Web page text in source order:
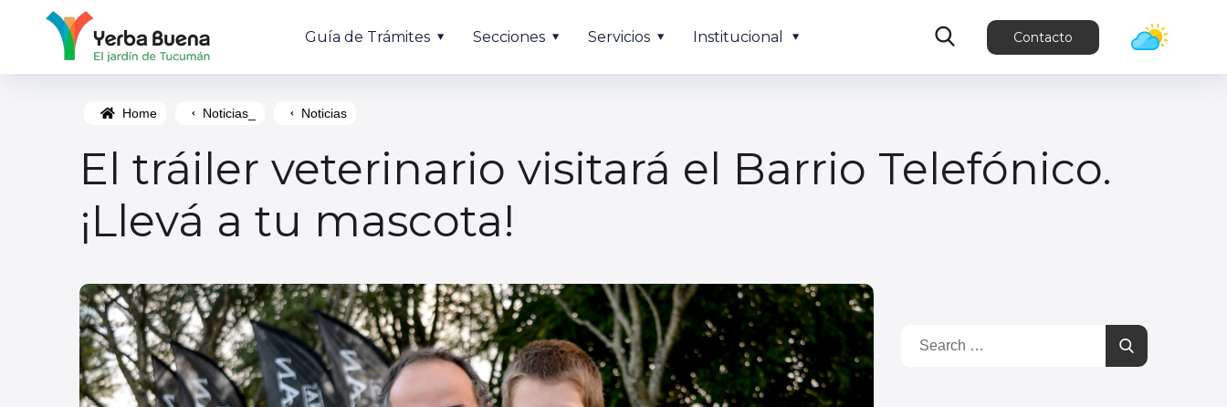
Guía de Trámites Secciones Servicios Institucional Contacto
Home Noticias_ Noticias
El tráiler veterinario visitará el Barrio Telefónico.
¡Llevá a tu mascota!